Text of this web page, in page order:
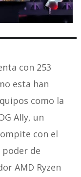
con 253
esta han
como la
Ally, un
con el
poder de
AMD Ryzen